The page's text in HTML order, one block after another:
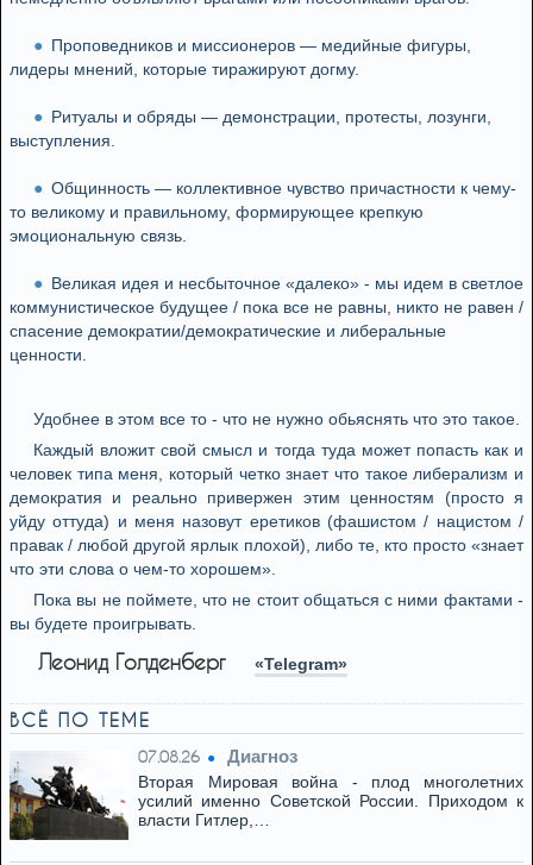
Проповедников и миссионеров — медийные фигуры,
лидеры мнений, которые тиражируют догму.
Ритуалы и обряды — демонстрации, протесты, лозунги,
выступления.
Общинность — коллективное чувство причастности к чему-
то великому и правильному, формирующее крепкую
эмоциональную связь.
Великая идея и несбыточное «далеко» - мы идем в светлое
коммунистическое будущее / пока все не равны, никто не равен /
спасение демократии/демократические и либеральные
ценности.
Удобнее в этом все то - что не нужно обьяснять что это такое.
Каждый вложит свой смысл и тогда туда может попасть как и
человек типа меня, который четко знает что такое либерализм и
демократия и реально привержен этим ценностям (просто я
уйду оттуда) и меня назовут еретиков (фашистом / нацистом /
правак / любой другой ярлык плохой), либо те, кто просто «знает
что эти слова о чем-то хорошем».
Пока вы не поймете, что не стоит общаться с ними фактами -
вы будете проигрывать.
Леонид Голденберг «Telegram»
ВСЁ ПО ТЕМЕ
07.08.26 Диагноз
Вторая Мировая война - плод многолетних
усилий именно Советской России. Приходом к
власти Гитлер,…